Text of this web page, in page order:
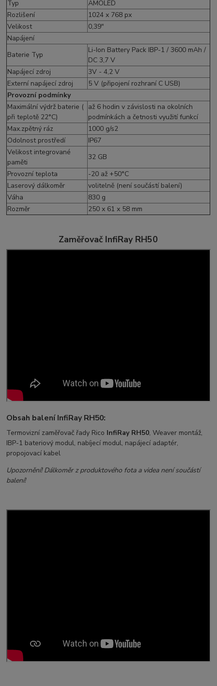
Typ
AMOLED
Rozlišení
1024 x 768 px
Velikost
0,39"
Napájení
Baterie Typ
Li-Ion Battery Pack IBP-1 / 3600 mAh /
DC 3,7 V
Napájecí zdroj
3V - 4,2 V
Externí napájecí zdroj
5 V (připojení rozhraní C USB)
Provozní podmínky
Maximální výdrž baterie (
při teplotě 22°C)
až 6 hodin v závislosti na okolních
podmínkách a četnosti využití funkcí
Max.zpětný ráz
1000 g/s2
Odolnost prostředí
IP67
Velikost integrované
paměti
32 GB
Provozní teplota
-20 až +50°C
Laserový dálkoměr
volitelně (není součástí balení)
Váha
830 g
Rozměr
250 x 61 x 58 mm
Zaměřovač InfiRay RH50
Obsah balení InfiRay RH50:
Termovizní zaměřovač řady Rico InfiRay RH50, Weaver montáž,
IBP-1 bateriový modul, nabíjecí modul, napájecí adaptér,
propojovací kabel
Upozornění! Dálkoměr z produktového fota a videa není součástí
balení!